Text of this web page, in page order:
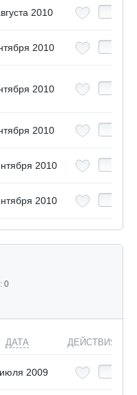
2010
2010
2010
2010
2010
2010
0
ДАТА ДЕЙСТВИЯ
2009